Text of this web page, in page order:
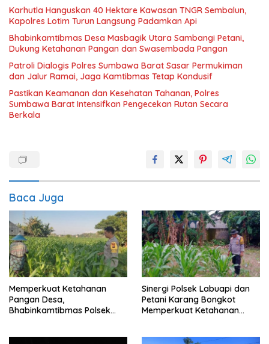
Karhutla Hanguskan 40 Hektare Kawasan TNGR Sembalun,
Kapolres Lotim Turun Langsung Padamkan Api
Bhabinkamtibmas Desa Masbagik Utara Sambangi Petani,
Dukung Ketahanan Pangan dan Swasembada Pangan
Patroli Dialogis Polres Sumbawa Barat Sasar Permukiman
dan Jalur Ramai, Jaga Kamtibmas Tetap Kondusif
Pastikan Keamanan dan Kesehatan Tahanan, Polres
Sumbawa Barat Intensifkan Pengecekan Rutan Secara
Berkala
Baca Juga
Memperkuat Ketahanan
Pangan Desa,
Bhabinkamtibmas Polsek
Sinergi Polsek Labuapi dan
Petani Karang Bongkot
Memperkuat Ketahanan